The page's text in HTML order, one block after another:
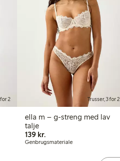
2 Trusser, 3 for 2
ella m – g-streng med lav
talje
139 kr.
Genbrugsmateriale